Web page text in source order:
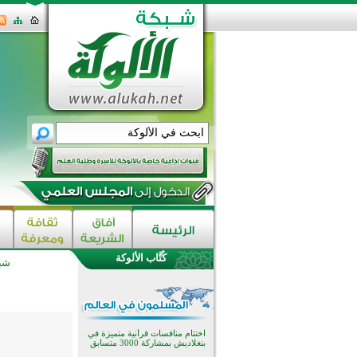
كُتَّاب الألوكة
اختتام الدورة التاسعة لمسابقة حفظ
تيسليتش تختتم برنامجا تعليميا لتعزيز
القيم وبناء الشخصية للشباب
المسلمين
اختتام منافسات قرآنية متميزة في
بنغلاديش بمشاركة 3000 متسابق